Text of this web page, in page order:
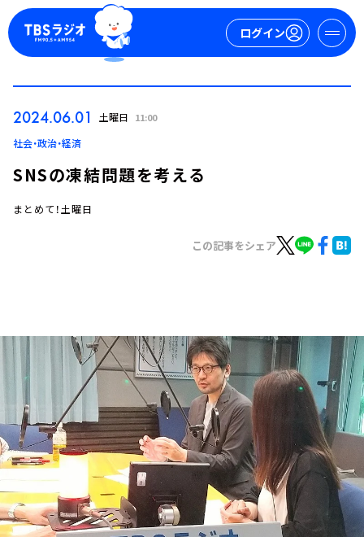
ログイン
トピックス
TBS Podcast
お知らせ
イベント・グッズ
YouTube
会社情報
2024.06.01 土曜日 11:00
社会・政治・経済
SNSの凍結問題を考える
まとめて！土曜日
この記事をシェア